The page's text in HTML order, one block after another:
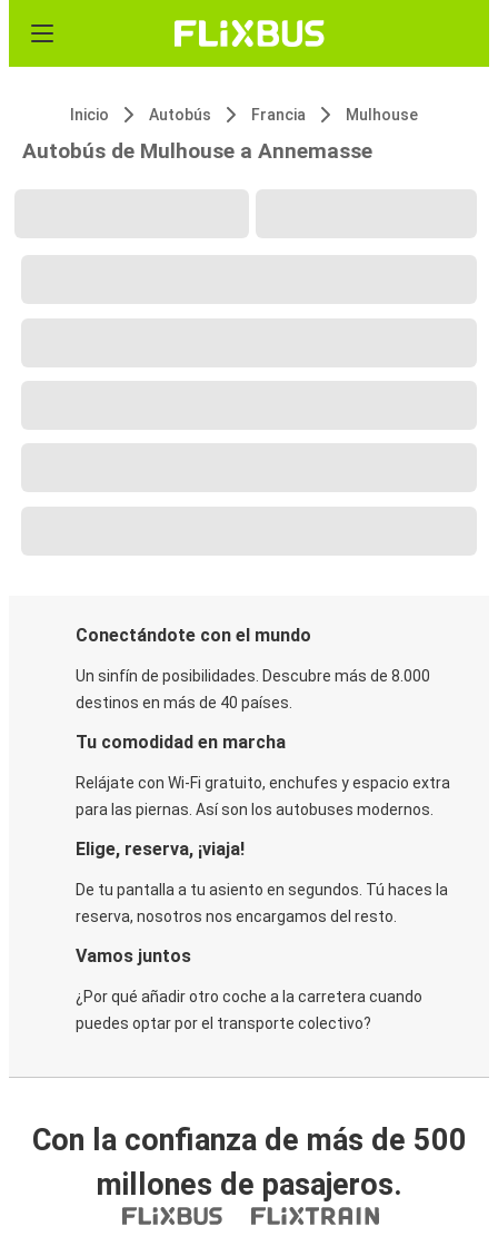
Inicio Autobús Francia Mulhouse
Autobús de Mulhouse a Annemasse
Conectándote con el mundo
Un sinfín de posibilidades. Descubre más de 8.000
destinos en más de 40 países.
Tu comodidad en marcha
Relájate con Wi-Fi gratuito, enchufes y espacio extra
para las piernas. Así son los autobuses modernos.
Elige, reserva, ¡viaja!
De tu pantalla a tu asiento en segundos. Tú haces la
reserva, nosotros nos encargamos del resto.
Vamos juntos
¿Por qué añadir otro coche a la carretera cuando
puedes optar por el transporte colectivo?
Con la confianza de más de 500
millones de pasajeros.